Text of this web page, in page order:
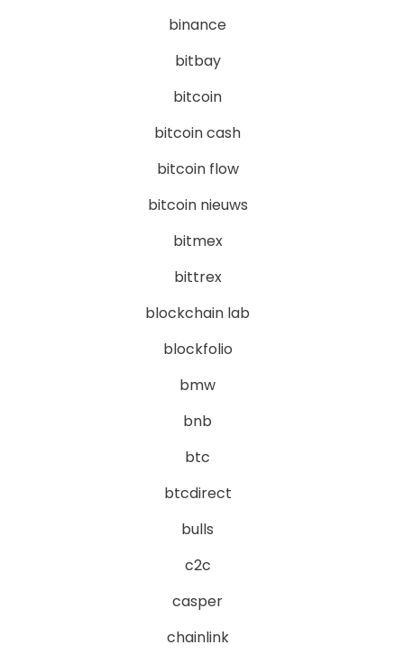
binance
bitbay
bitcoin
bitcoin cash
bitcoin flow
bitcoin nieuws
bitmex
bittrex
blockchain lab
blockfolio
bmw
bnb
btc
btcdirect
bulls
c2c
casper
chainlink